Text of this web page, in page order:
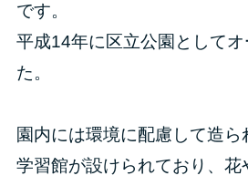
です。
平成14年に区立公園として
た。
園内には環境に配慮して造
学習館が設けられており、花